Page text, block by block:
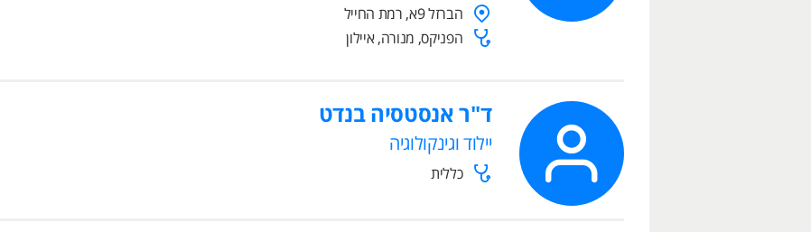
הברזל 9א, רמת החייל
הפניקס, מנורה, איילון
ד"ר אנסטסיה בנדט
יילוד וגינקולוגיה
כללית